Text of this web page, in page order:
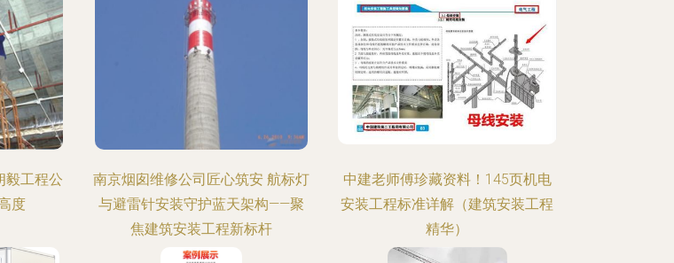
毅工程公
度
南京烟囱维修公司匠心筑安 航标灯
与避雷针安装守护蓝天架构——聚
焦建筑安装工程新标杆
中建老师傅珍藏资料！145页机电
安装工程标准详解（建筑安装工程
精华）